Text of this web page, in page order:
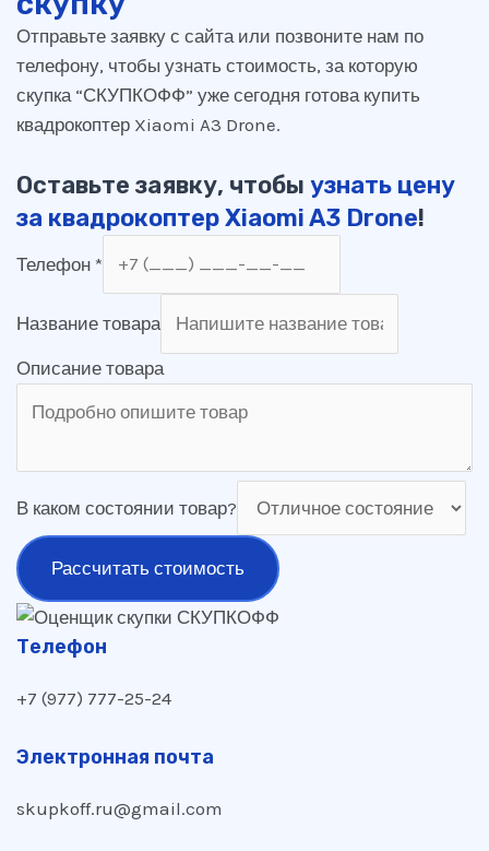
Отправьте заявку с сайта или позвоните нам по
телефону, чтобы узнать стоимость, за которую
скупка “СКУПКОФФ” уже сегодня готова купить
квадрокоптер Xiaomi A3 Drone.
Оставьте заявку, чтобы узнать цену
за квадрокоптер Xiaomi A3 Drone!
Телефон *
Название товара
Описание товара
В каком состоянии товар?
Рассчитать стоимость
Телефон
+7 (977) 777-25-24
Электронная почта
skupkoff.ru@gmail.com